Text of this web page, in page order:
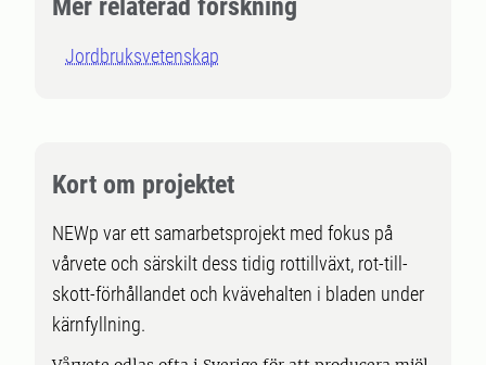
Mer relaterad forskning
Jordbruksvetenskap
Kort om projektet
NEWp var ett samarbetsprojekt med fokus på
vårvete och särskilt dess tidig rottillväxt, rot-till-
skott-förhållandet och kvävehalten i bladen under
kärnfyllning.